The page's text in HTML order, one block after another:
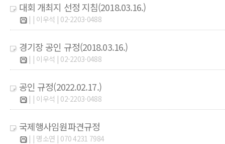
대회 개최지 선정 지침(2018.03.16.)
| | 이우석 | 02-2203-0488
경기장 공인 규정(2018.03.16.)
| | 이우석 | 02-2203-0488
공인 규정(2022.02.17.)
| | 이우석 | 02-2203-0488
국제행사임원파견규정
| | 명소연 | 070 4231 7984